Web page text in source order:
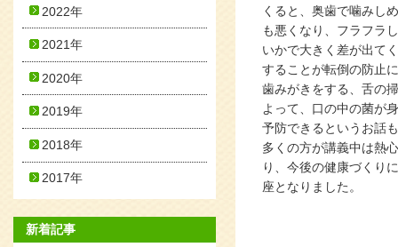
くると、奥歯で噛みし
も悪くなり、フラフラ
いかで大きく差が出て
することが転倒の防止
歯みがきをする、舌の
よって、口の中の菌が
予防できるというお話
多くの方が講義中は熱
り、今後の健康づくり
座となりました。
2022年
2021年
2020年
2019年
2018年
2017年
新着記事